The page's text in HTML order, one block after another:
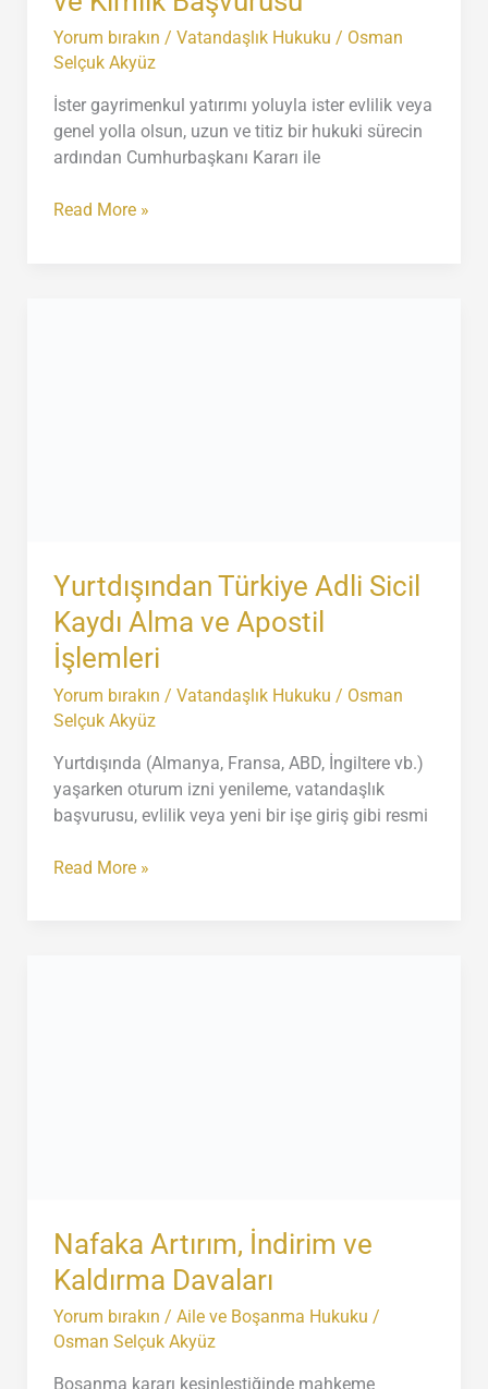
Yorum bırakın / Vatandaşlık Hukuku / Osman
Selçuk Akyüz
İster gayrimenkul yatırımı yoluyla ister evlilik veya
genel yolla olsun, uzun ve titiz bir hukuki sürecin
ardından Cumhurbaşkanı Kararı ile
Türk
Read More »
Yurtdışından Türkiye Adli Sicil
Kaydı Alma ve Apostil
İşlemleri
Yorum bırakın / Vatandaşlık Hukuku / Osman
Selçuk Akyüz
Yurtdışında (Almanya, Fransa, ABD, İngiltere vb.)
yaşarken oturum izni yenileme, vatandaşlık
başvurusu, evlilik veya yeni bir işe giriş gibi resmi
Yurtdışından
Read More »
Nafaka Artırım, İndirim ve
Kaldırma Davaları
Yorum bırakın / Aile ve Boşanma Hukuku /
Osman Selçuk Akyüz
Boşanma kararı kesinleştiğinde mahkeme